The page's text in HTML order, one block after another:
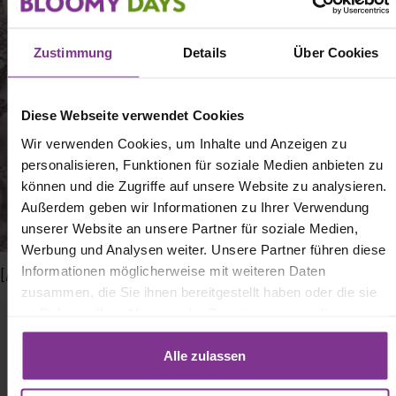
Zustimmung Details Über Cookies
Diese Webseite verwendet Cookies
Wir verwenden Cookies, um Inhalte und Anzeigen zu
personalisieren, Funktionen für soziale Medien anbieten zu
können und die Zugriffe auf unsere Website zu analysieren.
Außerdem geben wir Informationen zu Ihrer Verwendung
unserer Website an unsere Partner für soziale Medien,
Werbung und Analysen weiter. Unsere Partner führen diese
Informationen möglicherweise mit weiteren Daten
zusammen, die Sie ihnen bereitgestellt haben oder die sie
haben. Mit Klick auf „[Zustimmen / Alles akzeptieren / etc.]“
erteilen Sie Ihre Einwilligung auch in die Weitergabe über
Ihr Verhalten in unserem Shop an unseren Partner, die
Alle zulassen
[/center]